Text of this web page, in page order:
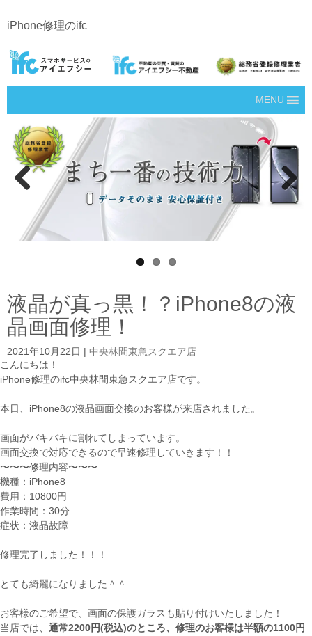
iPhone修理のifc
MENU
Next
液晶が真っ黒！？iPhone8の液
晶画面修理！
2021年10月22日
中央林間東急スクエア店
こんにちは！
iPhone修理のifc中央林間東急スクエア店です。
本日、iPhone8の液晶画面交換のお客様が来店されました。
画面がバキバキに割れてしまっています。
画面交換で対応できるので早速修理していきます！！
〜〜〜修理内容〜〜〜
機種：iPhone8
費用：10800円
作業時間：30分
症状：液晶故障
修理完了しました！！！
とても綺麗になりました＾＾
お客様のご希望で、画面の保護ガラスも貼り付けいたしました！
当店では、 通常2200円(税込)のところ、修理のお客様は半額の1100円